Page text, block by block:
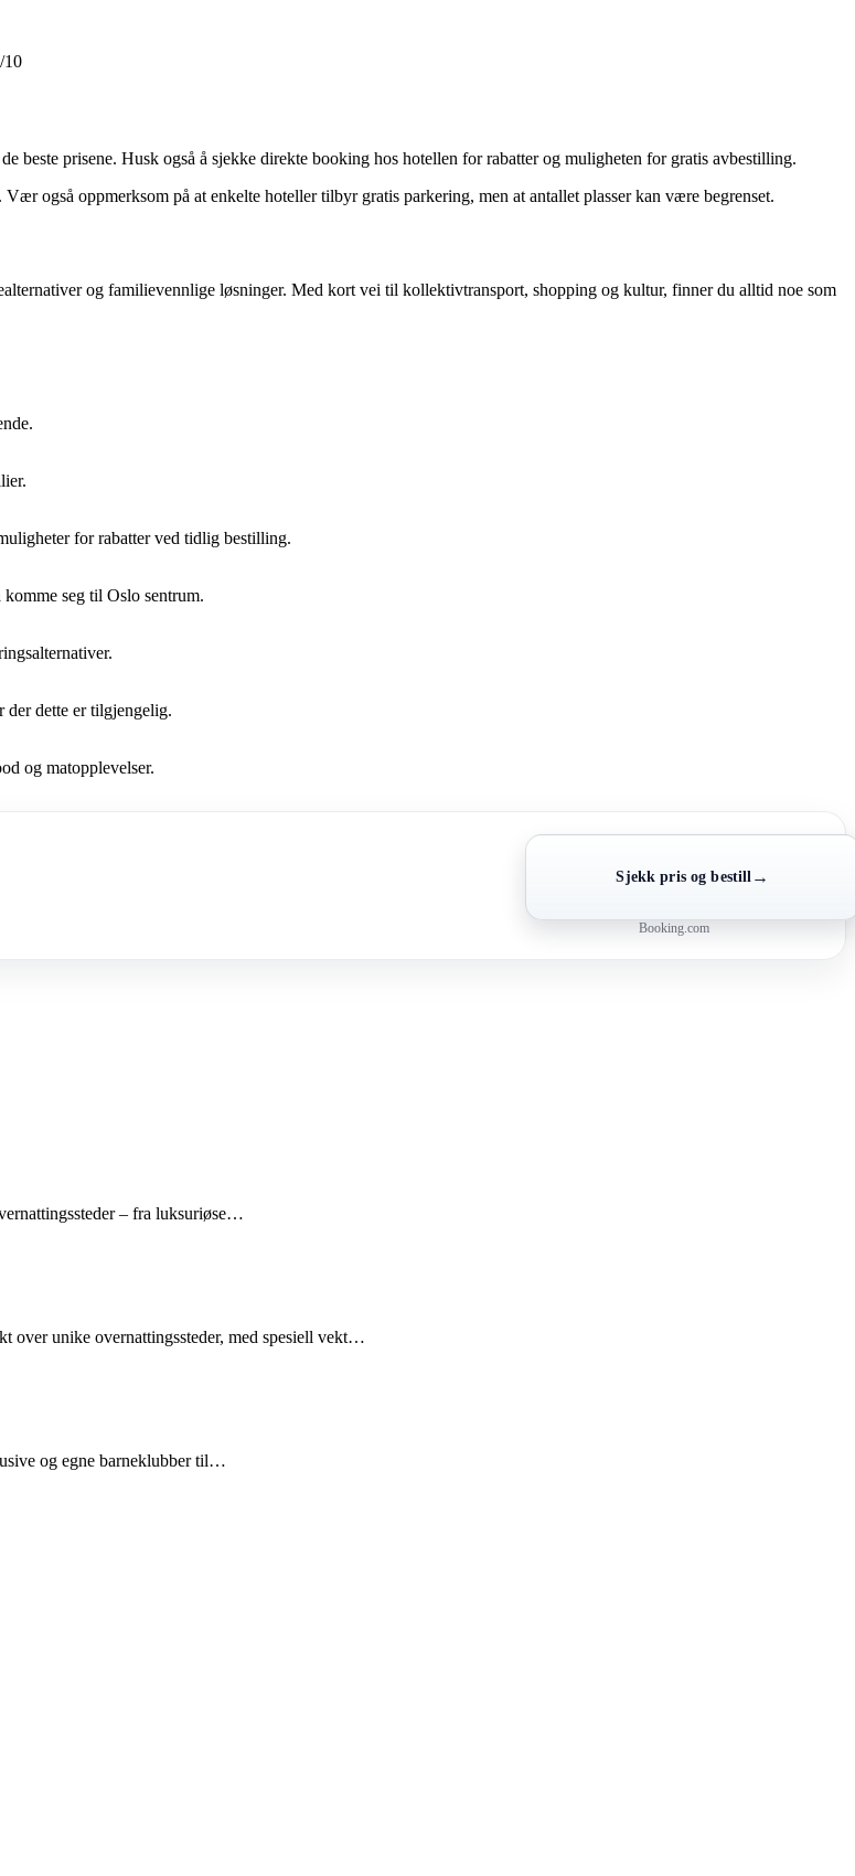
10
beste prisene. Husk også å sjekke direkte booking hos hotellen for rabatter og muligheten for gratis avbestilling.
Vær også oppmerksom på at enkelte hoteller tilbyr gratis parkering, men at antallet plasser kan være begrenset.
og familievennlige løsninger. Med kort vei til kollektivtransport, shopping og kultur, finner du alltid noe som
for rabatter ved tidlig bestilling.
seg til Oslo sentrum.
der dette er tilgjengelig.
og matopplevelser.
Sjekk pris og bestill →
Booking.com
– fra luksuriøse…
over unike overnattingssteder, med spesiell vekt…
og egne barneklubber til…